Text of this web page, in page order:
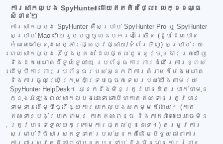
ការសាកល្បង SpyHunter ដោយឥតគិតថ្លៃ៖ លក្ខខណ្ឌ
សំខាន់ៗ
ការសាកល្បង SpyHunter គឺសម្រាប់ SpyHunter Pro ឬ SpyHunter
សម្រាប់ Mac ហើយរួមបញ្ចូលឧបករណ៍ច្រើន (ដូចដែលបាន
កំណត់នៅក្នុងសម្ភារៈផ្សព្វផ្សាយ/ទំព័រទិញ) សម្រាប់រយៈ
ពេលសាកល្បង 7 ថ្ងៃម្តង ដែលផ្តល់ជូននូវមុខងាររកឃើញ
និងដកមេរោគដ៏ទូលំទូលាយ ប្រព័ន្ធការពារដំណើរការខ្ពស់
ដើម្បីការពារប្រព័ន្ធរបស់អ្នកពីការគំរាមកំហែងមេរោគ
និងការចូលប្រើក្រុមគាំទ្របច្ចេកទេសរបស់យើងតាមរយៈ
SpyHunter HelpDesk។ អ្នកនឹងមិនត្រូវបានគិតប្រាក់ជាមុន
ក្នុងអំឡុងពេលសាកល្បងនោះទេ ទោះបីជាកាតឥណទានត្រូវបាន
ទាមទារដើម្បីធ្វើឱ្យការសាកល្បងសកម្មក៏ដោយ។ (កាត
ឥណទានបង់ប្រាក់ជាមុន កាតឥណពន្ធ និងកាតអំណោយអាចមិន
ត្រូវបានទទួលយកក្រោមការផ្តល់ជូននេះទេ។) តម្រូវការ
សម្រាប់វិធីសាស្ត្រទូទាត់របស់អ្នកគឺដើម្បីជួយធានាការ